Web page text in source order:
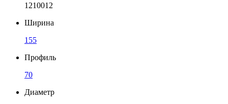
1210012
Ширина
155
Профиль
70
Диаметр